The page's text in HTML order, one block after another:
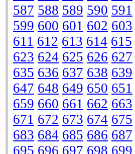
587 588 589 590 591
599 600 601 602 603
611 612 613 614 615
623 624 625 626 627
635 636 637 638 639
647 648 649 650 651
659 660 661 662 663
671 672 673 674 675
683 684 685 686 687
695 696 697 698 699